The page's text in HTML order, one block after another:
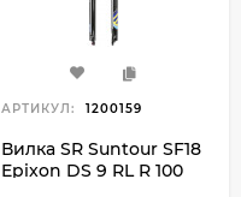
АРТИКУЛ: 1200159
Вилка SR Suntour SF18
Epixon DS 9 RL R 100